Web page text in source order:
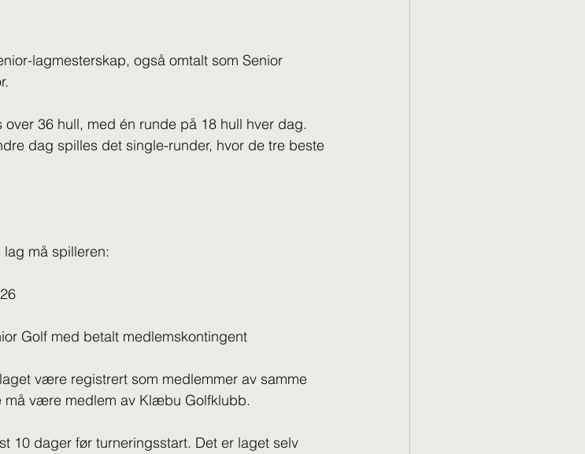
lagmesterskap, også omtalt som Senior
36 hull, med én runde på 18 hull hver dag.
dag spilles det single-runder, hvor de tre beste
må spilleren:
Golf med betalt medlemskontingent
være registrert som medlemmer av samme
må være medlem av Klæbu Golfklubb.
10 dager før turneringsstart. Det er laget selv